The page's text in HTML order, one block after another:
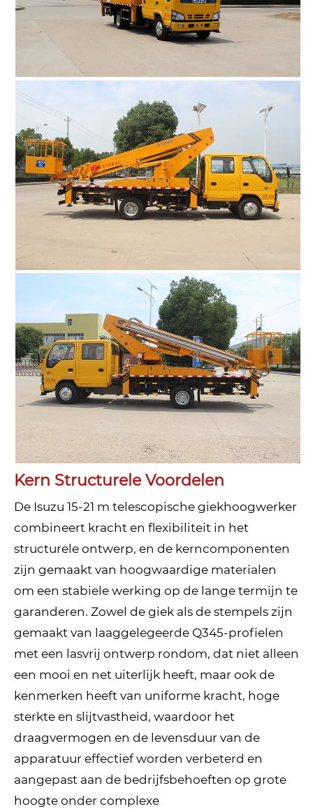
Kern Structurele Voordelen
De Isuzu 15-21 m telescopische giekhoogwerker
combineert kracht en flexibiliteit in het
structurele ontwerp, en de kerncomponenten
zijn gemaakt van hoogwaardige materialen
om een ​​stabiele werking op de lange termijn te
garanderen. Zowel de giek als de stempels zijn
gemaakt van laaggelegeerde Q345-profielen
met een lasvrij ontwerp rondom, dat niet alleen
een mooi en net uiterlijk heeft, maar ook de
kenmerken heeft van uniforme kracht, hoge
sterkte en slijtvastheid, waardoor het
draagvermogen en de levensduur van de
apparatuur effectief worden verbeterd en
aangepast aan de bedrijfsbehoeften op grote
hoogte onder complexe